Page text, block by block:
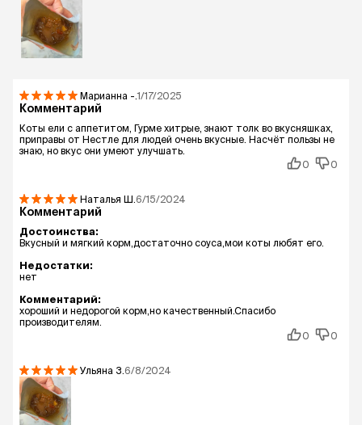
Марианна -.1/17/2025
Комментарий
Коты ели с аппетитом, Гурме хитрые, знают толк во вкусняшках,
приправы от Нестле для людей очень вкусные. Насчёт пользы не
знаю, но вкус они умеют улучшать.
0
0
Наталья Ш. 6/15/2024
Комментарий
Достоинства:
Вкусный и мягкий корм,достаточно соуса,мои коты любят его.
Недостатки:
нет
Комментарий:
хороший и недорогой корм,но качественный.Спасибо
производителям.
0
0
Ульяна З. 6/8/2024